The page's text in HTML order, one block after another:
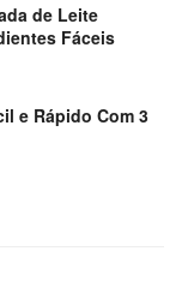
de Leite
Fáceis
e Rápido Com 3